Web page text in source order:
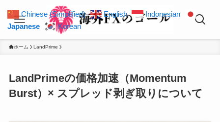
ホーム LandPrime
LandPrimeの価格加速（Momentum
Burst）× スプレッド剥ぎ取りについて
Chinese (Simplified) English
Indonesian
Japanese
Korean